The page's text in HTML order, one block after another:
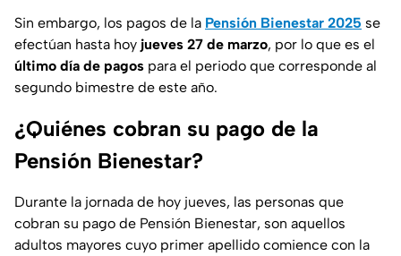
Sin embargo, los pagos de la Pensión Bienestar 2025 se
efectúan hasta hoy jueves 27 de marzo, por lo que es el
último día de pagos para el periodo que corresponde al
segundo bimestre de este año.
¿Quiénes cobran su pago de la
Pensión Bienestar?
Durante la jornada de hoy jueves, las personas que
cobran su pago de Pensión Bienestar, son aquellos
adultos mayores cuyo primer apellido comience con la